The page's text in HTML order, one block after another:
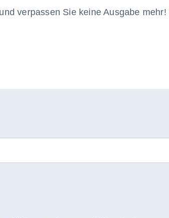
verpassen Sie keine Ausgabe mehr!